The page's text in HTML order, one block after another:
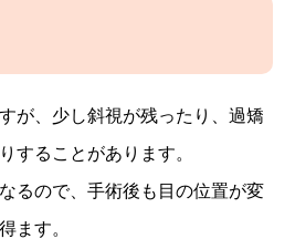
が、少し斜視が残ったり、過矯
することがあります。
るので、手術後も目の位置が変
ます。